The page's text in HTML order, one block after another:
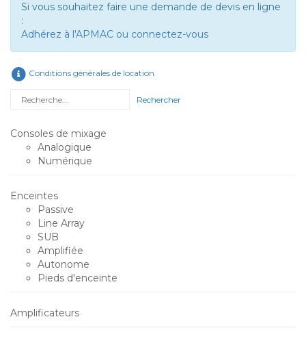
Si vous souhaitez faire une demande de devis en ligne
:
Adhérez à l'APMAC ou connectez-vous
Conditions générales de location
Rechercher
Consoles de mixage
Analogique
Numérique
Enceintes
Passive
Line Array
SUB
Amplifiée
Autonome
Pieds d'enceinte
Amplificateurs